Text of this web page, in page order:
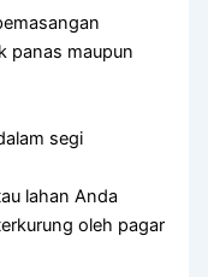
panas maupun
segi
lahan Anda
oleh pagar